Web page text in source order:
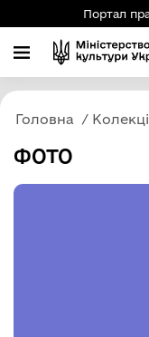
Портал
Головна
ФОТО